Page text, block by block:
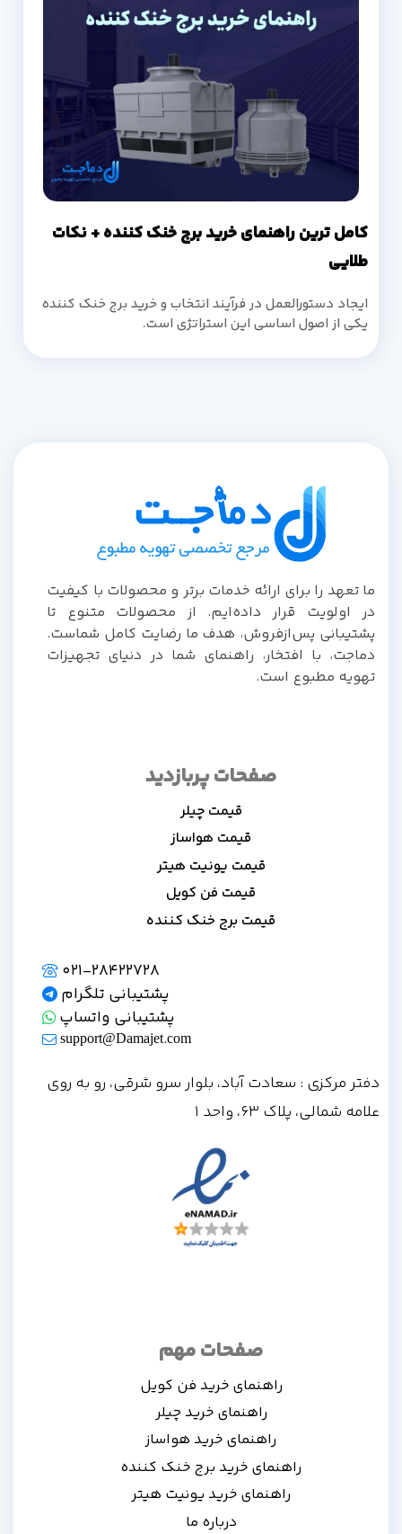
کامل ترین راهنمای خرید برج خنک کننده + نکات
طلایی
ایجاد دستورالعمل در فرآیند انتخاب و خرید برج خنک کننده
یکی از اصول اساسی این استراتژی است.
ما تعهد را برای ارائه خدمات برتر و محصولات با کیفیت
در اولویت قرار داده‌ایم. از محصولات متنوع تا
پشتیبانی پس‌از‌فروش، هدف ما رضایت کامل شماست.
دماجت، با افتخار، راهنمای شما در دنیای تجهیزات
تهویه مطبوع است.
صفحات پربازدید
قیمت چیلر
قیمت هواساز
قیمت یونیت هیتر
قیمت فن کویل
قیمت برج خنک کننده
صفحات مهم
راهنمای خرید فن کویل
راهنمای خرید چیلر
راهنمای خرید هواساز
راهنمای خرید برج خنک کننده
راهنمای خرید یونیت هیتر
درباره ما
021-28422728
پشتیبانی تلگرام
پشتیبانی واتساپ
support@Damajet.com
دفتر مرکزی : سعادت آباد، بلوار سرو شرقی، رو به روی
علامه شمالی، پلاک 63، واحد 1